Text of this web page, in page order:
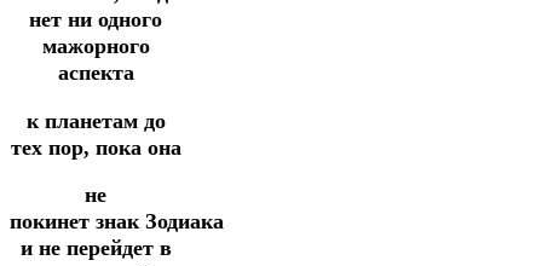
нет ни одного
мажорного
аспекта
к планетам до
тех пор, пока она
не
покинет знак Зодиака
и не перейдет в